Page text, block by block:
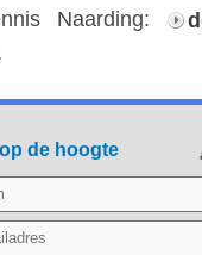
Naarding:
de hoogte